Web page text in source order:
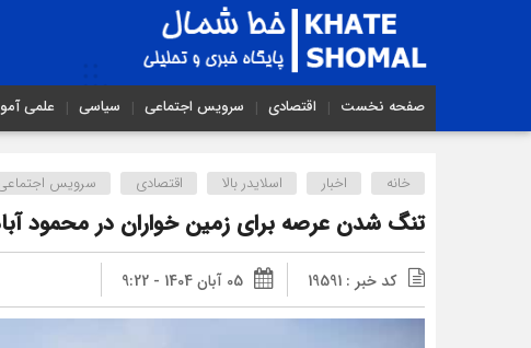
صفحه نخست اقتصادی سرویس اجتماعی سیاسی علمی
خانه اخبار اسلایدر بالا اقتصادی سرویس
تنگ شدن عرصه برای زمین خواران در محمود
کد خبر : 19591 05 آبان 1404 - 9:22